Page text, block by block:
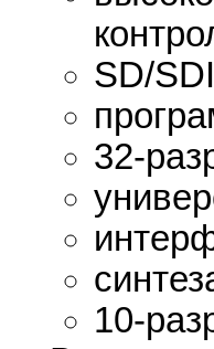
SD/
32-
10-